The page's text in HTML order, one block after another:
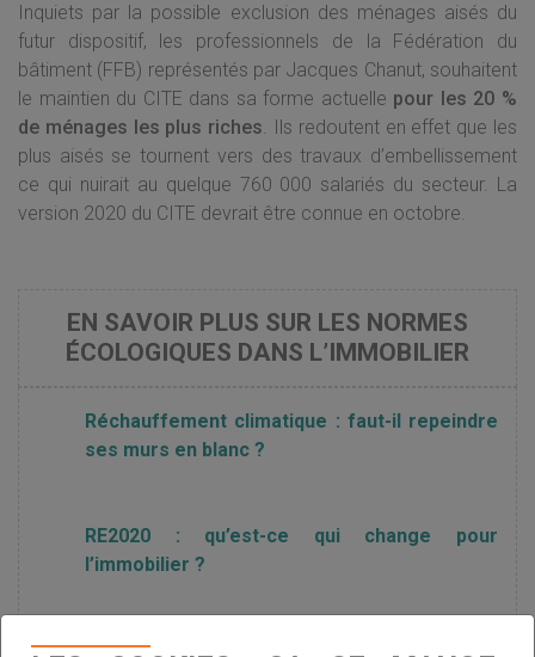
Inquiets par la possible exclusion des ménages aisés du
futur dispositif, les professionnels de la Fédération du
bâtiment (FFB) représentés par Jacques Chanut, souhaitent
le maintien du CITE dans sa forme actuelle pour les 20 %
de ménages les plus riches. Ils redoutent en effet que les
plus aisés se tournent vers des travaux d’embellissement
ce qui nuirait au quelque 760 000 salariés du secteur. La
version 2020 du CITE devrait être connue en octobre.
EN SAVOIR PLUS SUR LES NORMES
ÉCOLOGIQUES DANS L’IMMOBILIER
Réchauffement climatique : faut-il repeindre
ses murs en blanc ?
RE2020 : qu’est-ce qui change pour
l’immobilier ?
Rénovation énergétique : Nicolas Hulot veut